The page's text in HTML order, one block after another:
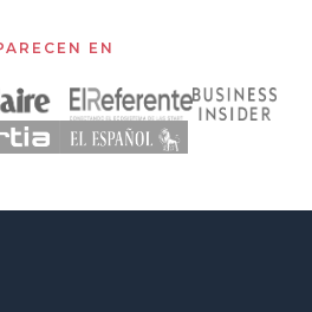
EN